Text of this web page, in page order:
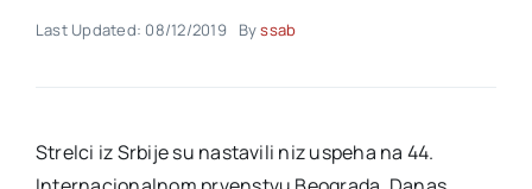
Last Updated: 08/12/2019 Byssab
Strelci iz Srbije su nastavili niz uspeha na 44.